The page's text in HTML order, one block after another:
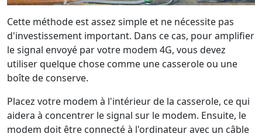
Cette méthode est assez simple et ne nécessite pas
d'investissement important. Dans ce cas, pour amplifier
le signal envoyé par votre modem 4G, vous devez
utiliser quelque chose comme une casserole ou une
boîte de conserve.
Placez votre modem à l'intérieur de la casserole, ce qui
aidera à concentrer le signal sur le modem. Ensuite, le
modem doit être connecté à l'ordinateur avec un câble